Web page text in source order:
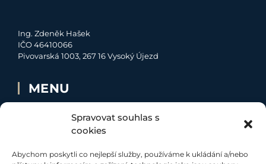
Spravovat souhlas s
cookies
Abychom poskytli co nejlepší služby, používáme k ukládání a/nebo
Ing. Zdeněk Hašek
IČO 46410066
Pivovarská 1003, 267 16 Vysoký Újezd
MENU